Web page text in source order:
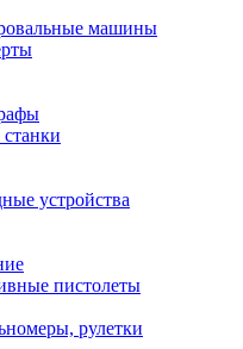
машины
устройства
пистолеты
рулетки